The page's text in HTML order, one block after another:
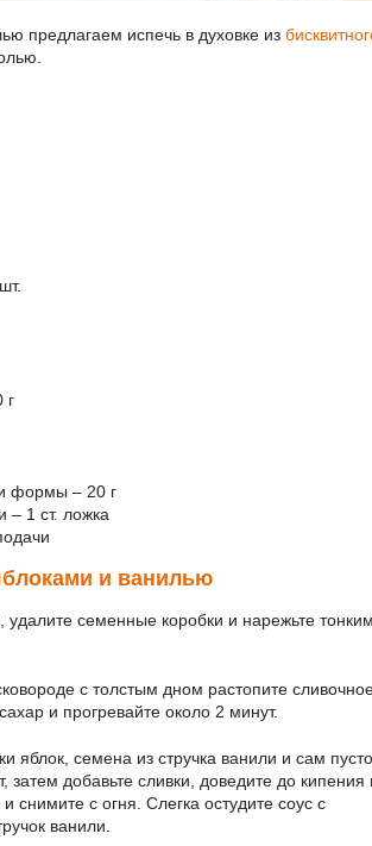
предлагаем испечь в духовке из
г
формы – 20 г
– 1 ст. ложка
и ванилью
удалите семенные коробки и нарежьте
с толстым дном растопите
и прогревайте около 2 минут.
яблок, семена из стручка ванили и сам
затем добавьте сливки, доведите до кипения
снимите с огня. Слегка остудите соус с
ванили.